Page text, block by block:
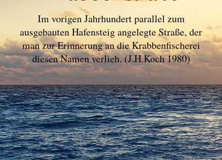
Im vorigen Jahrhundert parallel zum
ausgebauten Hafensteig angelegte Straße, der
man zur Erinnerung an die Krabbenfischerei
diesen Namen verlieh. (J.H.Koch 1980)